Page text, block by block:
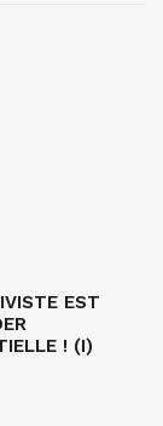
EST
! (I)